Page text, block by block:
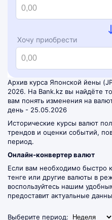
Хочу приобрести
Архив курса Японской йены
2026. На Bank.kz вы найдёте
вам понять изменения на
день - 25.05.2026
Исторические курсы валют
трендов и оценки событий,
период.
Онлайн-конвертер валют
Если вам необходимо быстро
тенге или другие валюты в
воспользуйтесь нашим
предоставит актуальные
Выберите период: